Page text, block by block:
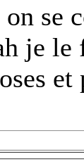
se
je